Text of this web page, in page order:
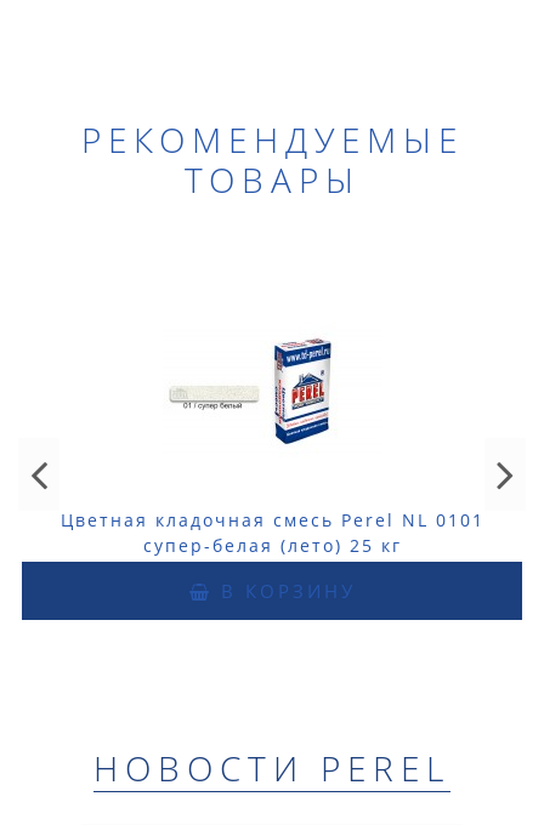
РЕКОМЕНДУЕМЫЕ
ТОВАРЫ
Цветная кладочная смесь Perel NL 0101
супер-белая (лето) 25 кг
В КОРЗИНУ
НОВОСТИ PEREL